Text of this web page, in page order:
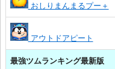
おしりまんまるプー＋
アウトドアピート
最強ツムランキング最新版